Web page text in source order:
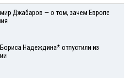
Джабаров — о том, зачем Европе
Надеждина* отпустили из